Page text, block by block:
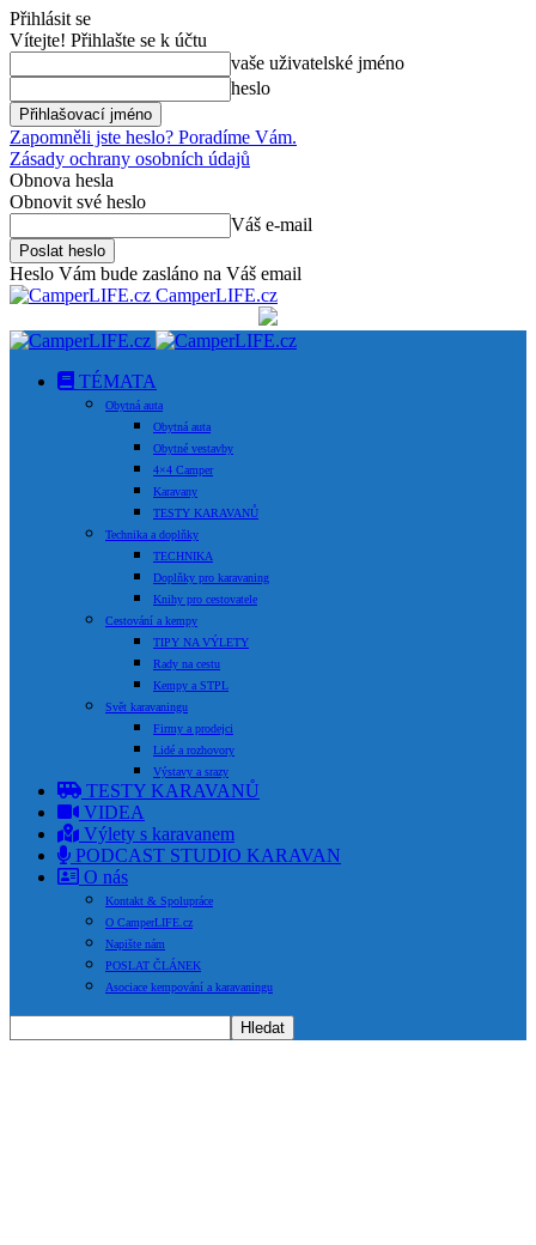
Přihlásit se
Vítejte! Přihlašte se k účtu
vaše uživatelské jméno
heslo
Zapomněli jste heslo? Poradíme Vám.
Zásady ochrany osobních údajů
Obnova hesla
Obnovit své heslo
Váš e-mail
Heslo Vám bude zasláno na Váš email
CamperLIFE.cz
TÉMATA
Obytná auta
Obytná auta
Obytné vestavby
4×4 Camper
Karavany
TESTY KARAVANŮ
Technika a doplňky
TECHNIKA
Doplňky pro karavaning
Knihy pro cestovatele
Cestování a kempy
TIPY NA VÝLETY
Rady na cestu
Kempy a STPL
Svět karavaningu
Firmy a prodejci
Lidé a rozhovory
Výstavy a srazy
TESTY KARAVANŮ
VIDEA
Výlety s karavanem
PODCAST STUDIO KARAVAN
O nás
Kontakt & Spolupráce
O CamperLIFE.cz
Napište nám
POSLAT ČLÁNEK
Asociace kempování a karavaningu